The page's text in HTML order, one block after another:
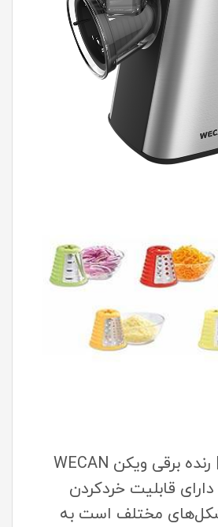
سالاد ساز | رنده برقی ویکن WECAN
مدل WSM9321 دارای قابلیت خرد‌کردن
مختلف است به